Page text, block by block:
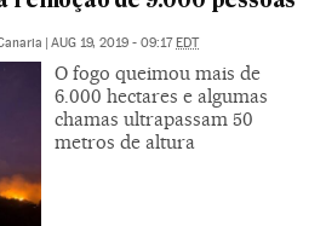
AUG 19, 2019 - 09:17 EDT
O fogo queimou mais de
6.000 hectares e algumas
chamas ultrapassam 50
metros de altura